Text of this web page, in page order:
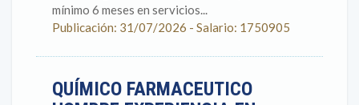
mínimo 6 meses en servicios...
Publicación: 31/07/2026 - Salario: 1750905
QUÍMICO FARMACEUTICO